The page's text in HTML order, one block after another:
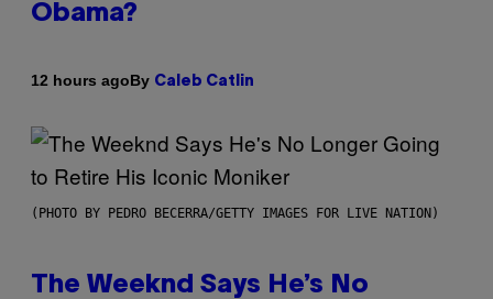
Obama?
12 hours agoBy Caleb Catlin
(PHOTO BY PEDRO BECERRA/GETTY IMAGES FOR LIVE NATION)
The Weeknd Says He’s No